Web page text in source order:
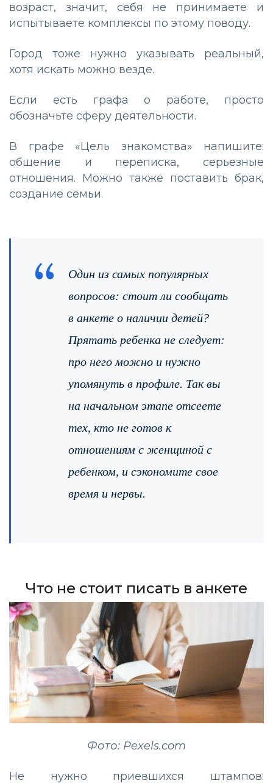
возраст, значит, себя не принимаете и
испытываете комплексы по этому поводу.
Город тоже нужно указывать реальный,
хотя искать можно везде.
Если есть графа о работе, просто
обозначьте сферу деятельности.
В графе «Цель знакомства» напишите:
общение и переписка, серьезные
отношения. Можно также поставить брак,
создание семьи.
Один из самых популярных
вопросов: стоит ли сообщать
в анкете о наличии детей?
Прятать ребенка не следует:
про него можно и нужно
упомянуть в профиле. Так вы
на начальном этапе отсеете
тех, кто не готов к
отношениям с женщиной с
ребенком, и сэкономите свое
время и нервы.
Что не стоит писать в анкете
Фото: Pexels.com
Не нужно приевшихся штампов: